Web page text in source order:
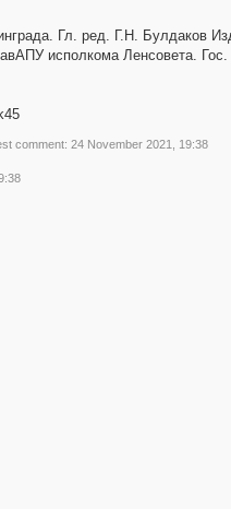
Гл. ред. Г.Н. Булдаков
исполкома Ленсовета. Гос.
comment: 24 November 2021, 19:38